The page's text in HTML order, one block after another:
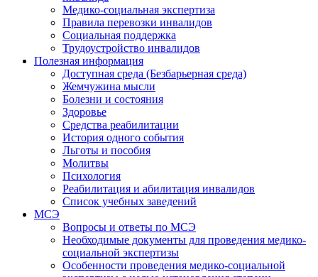
Медико-социальная экспертиза
Правила перевозки инвалидов
Социальная поддержка
Трудоустройство инвалидов
Полезная информация
Доступная среда (Безбарьерная среда)
Жемчужина мысли
Болезни и состояния
Здоровье
Средства реабилитации
История одного события
Льготы и пособия
Молитвы
Психология
Реабилитация и абилитация инвалидов
Список учебных заведений
МСЭ
Вопросы и ответы по МСЭ
Необходимые документы для проведения медико-
социальной экспертизы
Особенности проведения медико-социальной